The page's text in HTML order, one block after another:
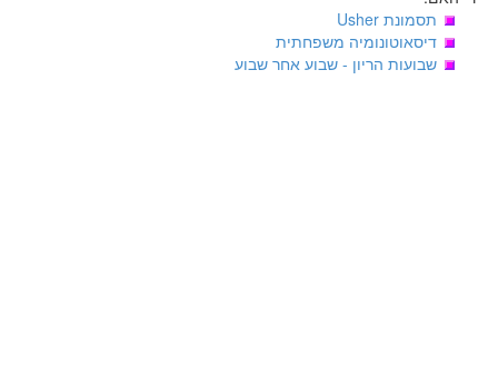
תסמונת Usher
דיסאוטונומיה משפחתית
שבועות הריון - שבוע אחר שבוע